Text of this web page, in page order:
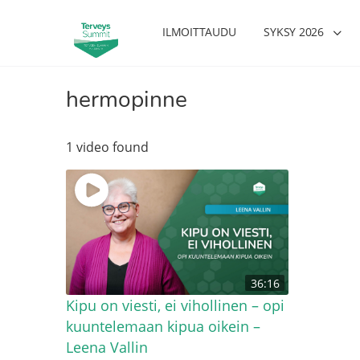
ILMOITTAUDU SYKSY 2026
hermopinne
1 video found
36:16
Kipu on viesti, ei vihollinen – opi
kuuntelemaan kipua oikein –
Leena Vallin